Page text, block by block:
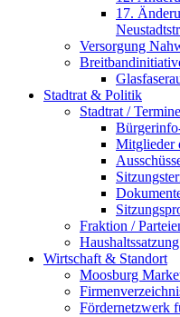
17.
Versorgung
Stadtrat & Politik
Stadtrat /
Mitglieder
Fraktion /
Haushaltssatzung
Wirtschaft & Standort
Moosburg
Fördernetzwerk